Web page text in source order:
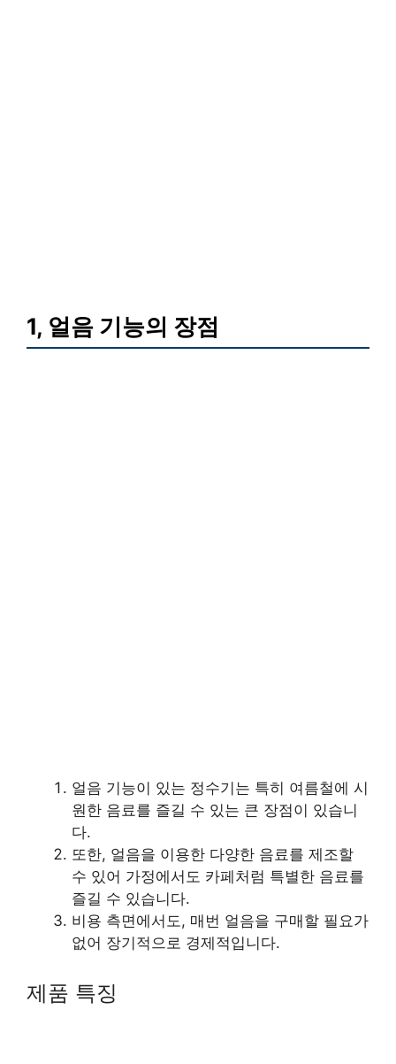
1, 얼음 기능의 장점
얼음 기능이 있는 정수기는 특히 여름철에 시
원한 음료를 즐길 수 있는 큰 장점이 있습니
다.
또한, 얼음을 이용한 다양한 음료를 제조할
수 있어 가정에서도 카페처럼 특별한 음료를
즐길 수 있습니다.
비용 측면에서도, 매번 얼음을 구매할 필요가
없어 장기적으로 경제적입니다.
제품 특징